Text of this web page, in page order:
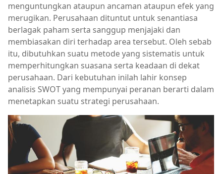
menguntungkan ataupun ancaman ataupun efek yang
merugikan. Perusahaan dituntut untuk senantiasa
berlagak paham serta sanggup menjajaki dan
membiasakan diri terhadap area tersebut. Oleh sebab
itu, dibutuhkan suatu metode yang sistematis untuk
memperhitungkan suasana serta keadaan di dekat
perusahaan. Dari kebutuhan inilah lahir konsep
analisis SWOT yang mempunyai peranan berarti dalam
menetapkan suatu strategi perusahaan.